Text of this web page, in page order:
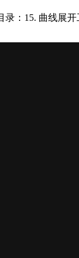
8月7日 星期五